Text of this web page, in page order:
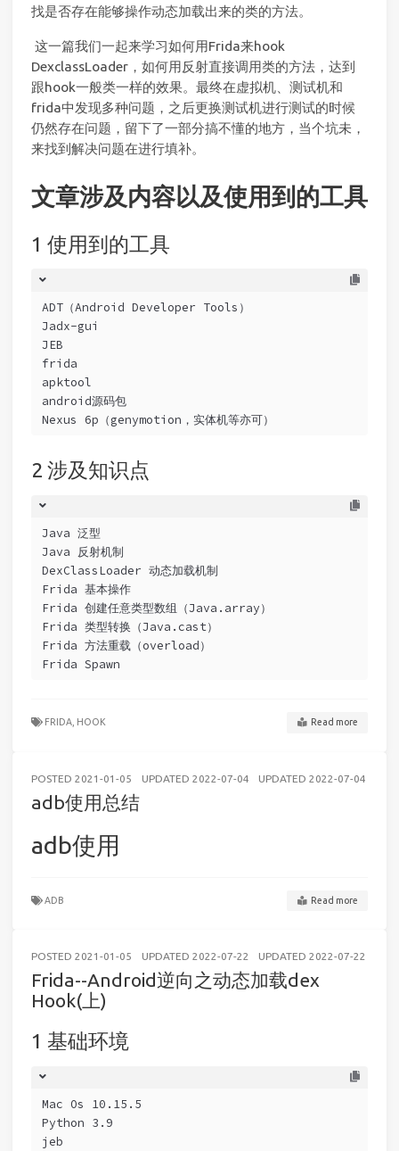
找是否存在能够操作动态加载出来的类的方法。
​ 这一篇我们一起来学习如何用Frida来hook
DexclassLoader，如何用反射直接调用类的方法，达到
跟hook一般类一样的效果。最终在虚拟机、测试机和
frida中发现多种问题，之后更换测试机进行测试的时候
仍然存在问题，留下了一部分搞不懂的地方，当个坑未，
来找到解决问题在进行填补。
文章涉及内容以及使用到的工具
使用到的工具
ADT（Android Developer Tools）
Jadx-gui
JEB
frida
apktool
android源码包
Nexus 6p（genymotion，实体机等亦可）
涉及知识点
Java 泛型
Java 反射机制
DexClassLoader 动态加载机制
Frida 基本操作
Frida 创建任意类型数组（Java.array）
Frida 类型转换（Java.cast）
Frida 方法重载（overload）
Frida Spawn
FRIDA, HOOK Read more
POSTED 2021-01-05 UPDATED 2022-07-04 UPDATED 2022-07-04
adb使用总结
adb使用
ADB Read more
POSTED 2021-01-05 UPDATED 2022-07-22 UPDATED 2022-07-22
Frida--Android逆向之动态加载dex
Hook(上)
基础环境
Mac Os 10.15.5
Python 3.9
jeb